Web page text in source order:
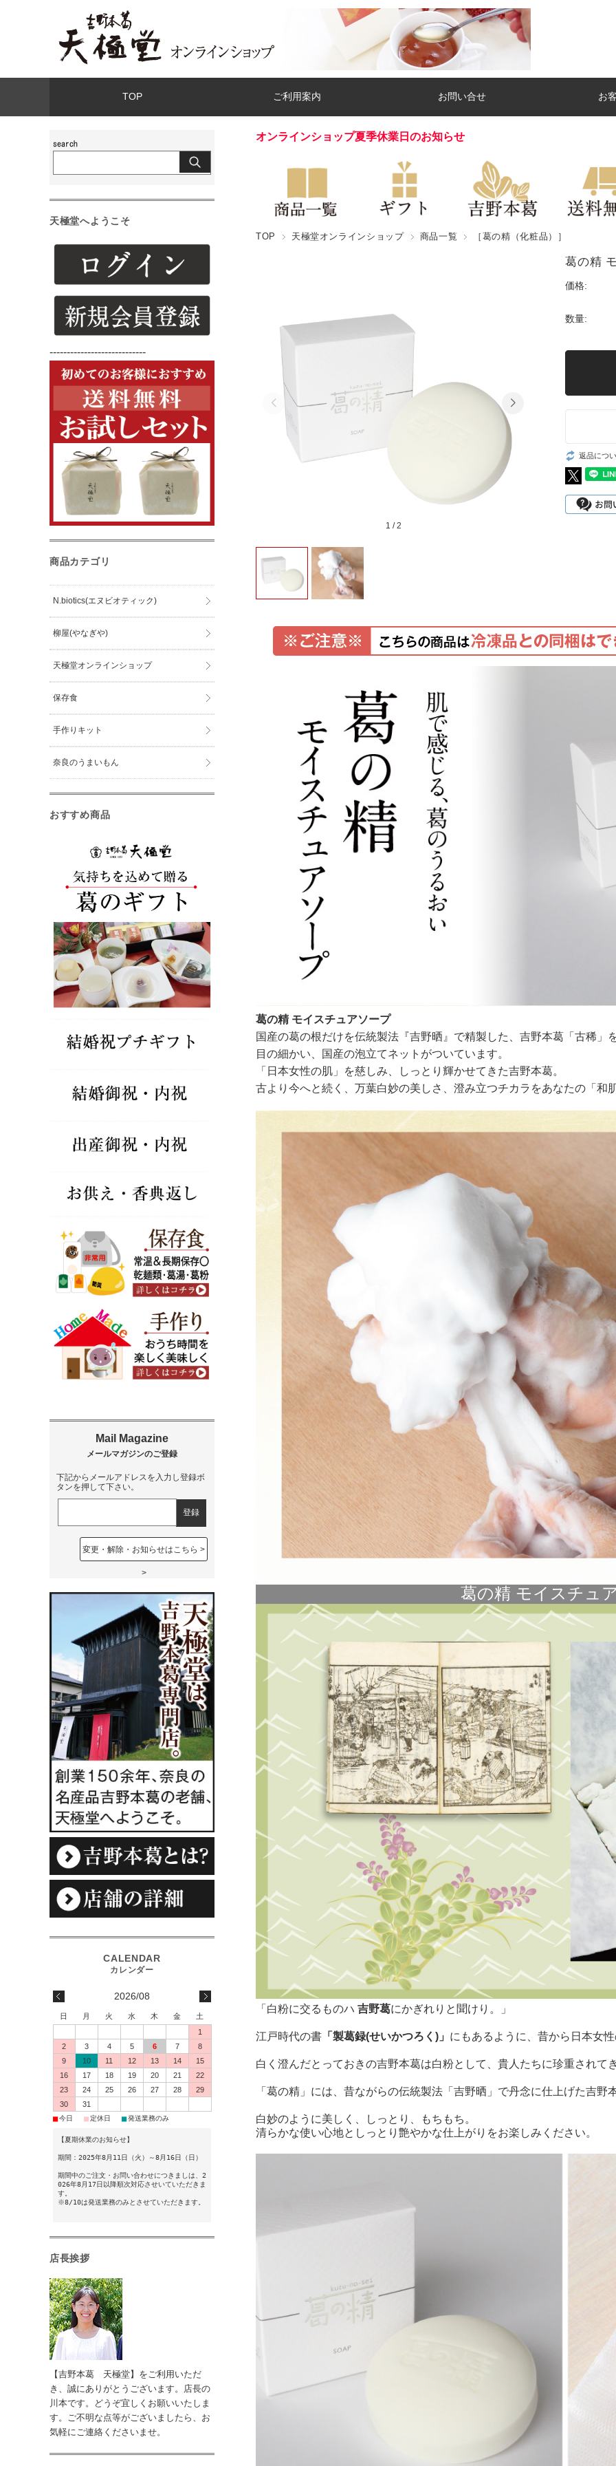
TOP ご利用案内 お問い合せ お
オンラインショップ夏季休業日のお知らせ
TOP 天極堂オンラインショップ 商品一覧 ［葛の精（化粧品）］
1 /2
葛の精
価格:
数量:
返品につ
葛の精 モイスチュアソープ
国産の葛の根だけを伝統製法『吉野晒』で精製した、吉野本葛「古稀」
目の細かい、国産の泡立てネットがついています。
「日本女性の肌」を慈しみ、しっとり輝かせてきた吉野本葛。
古より今へと続く、万葉白妙の美しさ、澄み立つチカラをあなたの「和
葛の精 モイスチュ
「白粉に交るものハ 吉野葛にかぎれりと聞けり。」
江戸時代の書 「製葛録(せいかつろく)」 にもあるように、昔から日本女
白く澄んだとっておきの吉野本葛は白粉として、貴人たちに珍重されて
「葛の精」には、昔ながらの伝統製法「吉野晒」で丹念に仕上げた吉野
白妙のように美しく、しっとり、もちもち。
清らかな使い心地としっとり艶やかな仕上がりをお楽しみください。
天極堂へようこそ
----------------------------
商品カテゴリ
N.biotics(エヌビオティック)
柳屋(やなぎや)
天極堂オンラインショップ
保存食
手作りキット
奈良のうまいもん
おすすめ商品
下記からメールアドレスを入力し登録ボ
タンを押して下さい。
変更・解除・お知らせはこちら
2026/08
日 月 火 水 木 金
土
1
2
3 4 5 6 7
8
9
10 11 12 13 14
15
16
17 18 19 20 21
22
23
24 25 26 27 28
29
30
31
■ 今日 ■ 定休日 ■ 発送業務のみ
【夏期休業のお知らせ】
期間：2025年8月11日（火）～8月16日（日）
期間中のご注文・お問い合わせにつきましは、2
026年8月17日以降順次対応させいていただきま
す。
※8/10は発送業務のみとさせていただきます。
店長挨拶
【吉野本葛 天極堂】をご利用いただ
き、誠にありがとうございます。店長の
川本です。どうぞ宜しくお願いいたしま
す。ご不明な点等がございましたら、お
気軽にご連絡くださいませ。